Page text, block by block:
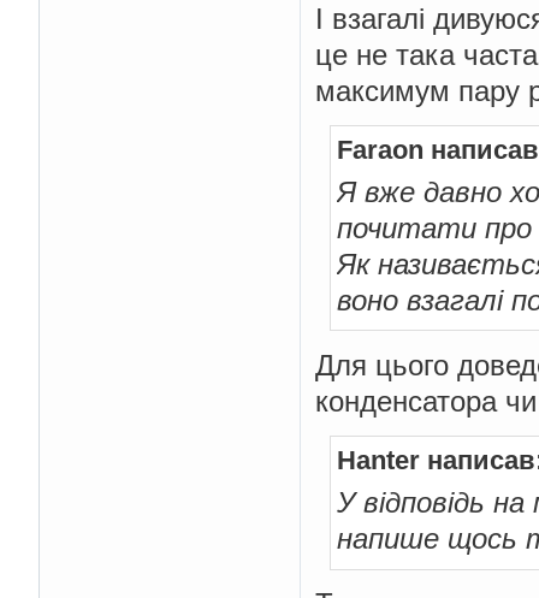
І взагалі
це не така
максимум пару
Faraon
Я вже давно
почитати про
Як
воно взагалі
Для цього
конденсатора
Hanter
У відповідь
напише щось